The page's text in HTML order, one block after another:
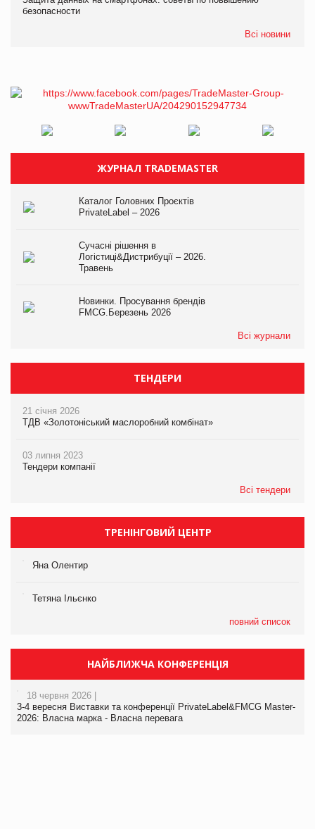
безопасности
Всі новини
ЖУРНАЛ TRADEMASTER
Каталог Головних Проєктів
PrivateLabel – 2026
Сучасні рішення в
Логістиці&Дистрибуції – 2026.
Травень
Новинки. Просування брендів
FMCG.Березень 2026
Всі журнали
ТЕНДЕРИ
21 січня 2026
ТДВ «Золотоніський маслоробний комбінат»
03 липня 2023
Тендери компанії
Всі тендери
ТРЕНІНГОВИЙ ЦЕНТР
Яна Олентир
Тетяна Ільєнко
повний список
НАЙБЛИЖЧА КОНФЕРЕНЦІЯ
18 червня 2026 |
3-4 вересня Виставки та конференції PrivateLabel&FMCG Master-
2026: Власна марка - Власна перевага